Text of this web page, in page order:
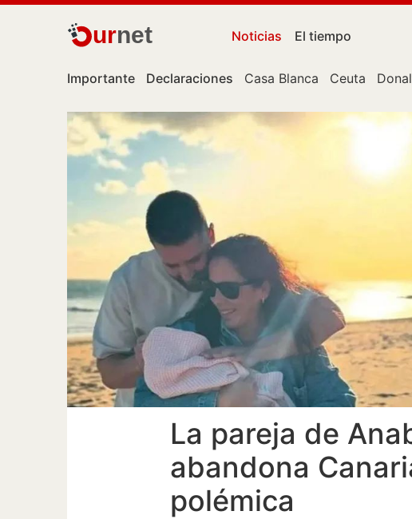
urnet Noticias El tiempo
Importante Declaraciones Casa Blanca Ceuta
La pareja de
abandona
polémica